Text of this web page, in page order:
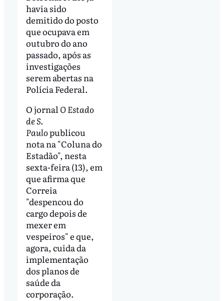
havia sido
demitido do posto
que ocupava em
outubro do ano
passado, após as
investigações
serem abertas na
Polícia Federal.
O jornalO Estado
de S.
Paulopublicou
nota na "Coluna do
Estadão", nesta
sexta-feira (13), em
que afirma que
Correia
"despencou do
cargo depois de
mexer em
vespeiros" e que,
agora, cuida da
implementação
dos planos de
saúde da
corporação.